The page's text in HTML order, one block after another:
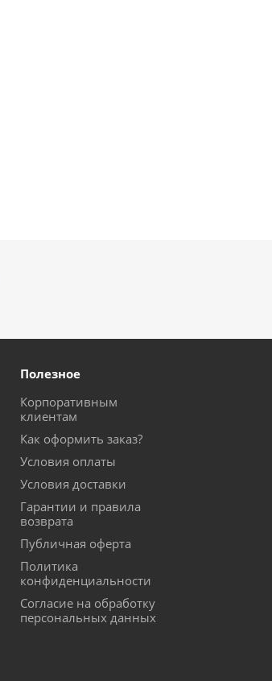
Полезное
Корпоративным
клиентам
Как оформить заказ?
Условия оплаты
Условия доставки
Гарантии и правила
возврата
Публичная оферта
Политика
конфиденциальности
Согласие на обработку
персональных данных